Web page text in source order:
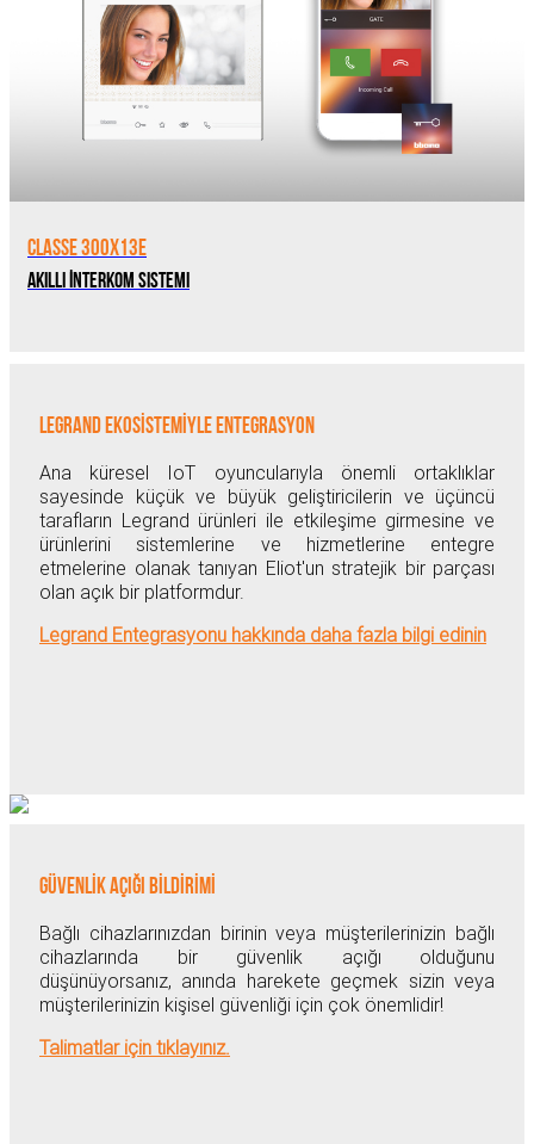
Classe 300X13E
Akıllı İnterkom Sistemi
LEGRAND EKOSİSTEMİYLE ENTEGRASYON
Ana küresel IoT oyuncularıyla önemli ortaklıklar
sayesinde küçük ve büyük geliştiricilerin ve üçüncü
tarafların Legrand ürünleri ile etkileşime girmesine ve
ürünlerini sistemlerine ve hizmetlerine entegre
etmelerine olanak tanıyan Eliot'un stratejik bir parçası
olan açık bir platformdur.
Legrand Entegrasyonu hakkında daha fazla bilgi edinin
GÜVENLİK AÇIĞI BİLDİRİMİ
Bağlı cihazlarınızdan birinin veya müşterilerinizin bağlı
cihazlarında bir güvenlik açığı olduğunu
düşünüyorsanız, anında harekete geçmek sizin veya
müşterilerinizin kişisel güvenliği için çok önemlidir!
Talimatlar için tıklayınız.